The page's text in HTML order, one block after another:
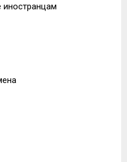
иностранцам